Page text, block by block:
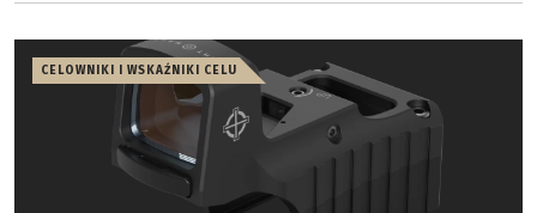
CELOWNIKI I WSKAŹNIKI CELU